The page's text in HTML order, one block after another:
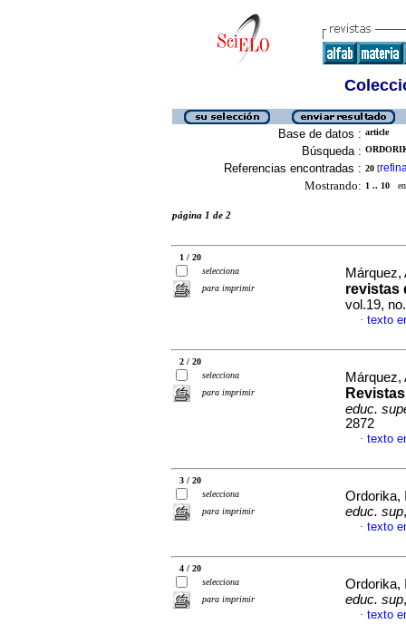
Base de datos : article
Búsqueda :
Referencias encontradas : 20 [
Mostrando: 1 .. 10 en
página 1 de 2
1 / 20
selecciona
para imprimir
Márquez,
revistas
vol.19,
· texto
2 / 20
selecciona
para imprimir
Márquez,
educ.
2872
· texto
3 / 20
selecciona
para imprimir
Ordorika,
educ. sup
· texto
4 / 20
selecciona
para imprimir
Ordorika,
educ. sup
· texto